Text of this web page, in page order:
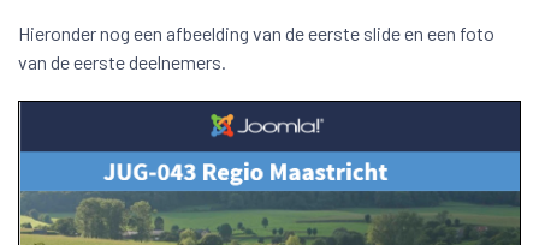
Hieronder nog een afbeelding van de eerste slide en een foto
van de eerste deelnemers.